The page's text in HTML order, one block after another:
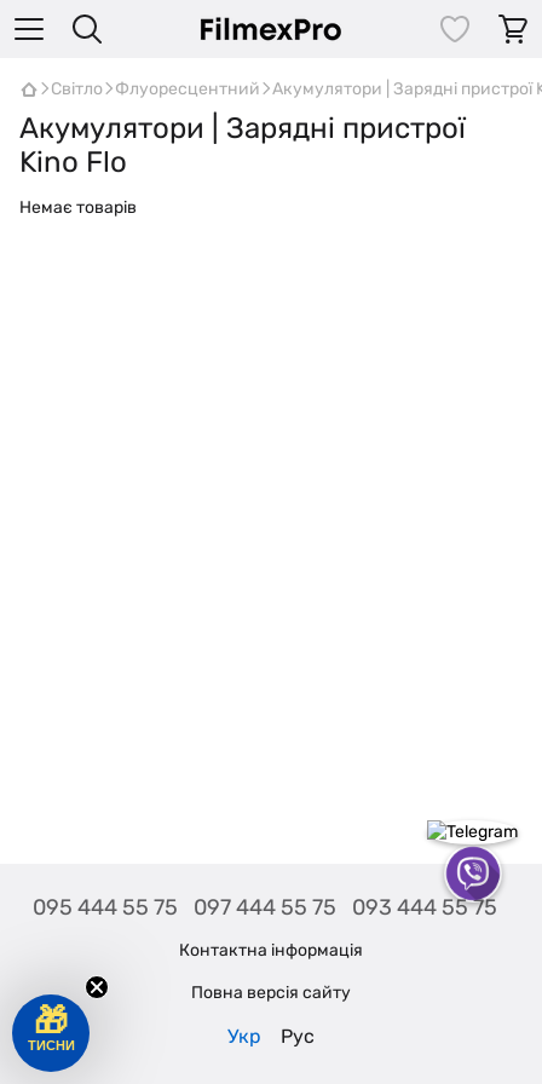
Світло Флуоресцентний Акумулятори | Зарядні пристрої
Акумулятори | Зарядні пристрої
Kino Flo
Немає товарів
095 444 55 75 097 444 55 75 093 444 55 75
Контактна інформація
Повна версія сайту
Укр Рус
🎁
ТИСНИ